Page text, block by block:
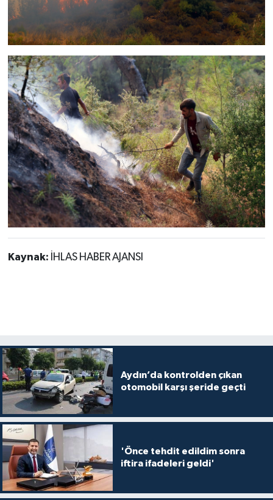
Kaynak: İHLAS HABER AJANSI
Aydın’da kontrolden çıkan
otomobil karşı şeride geçti
'Önce tehdit edildim sonra
iftira ifadeleri geldi'